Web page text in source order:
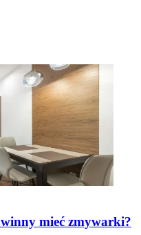
mieć zmywarki?